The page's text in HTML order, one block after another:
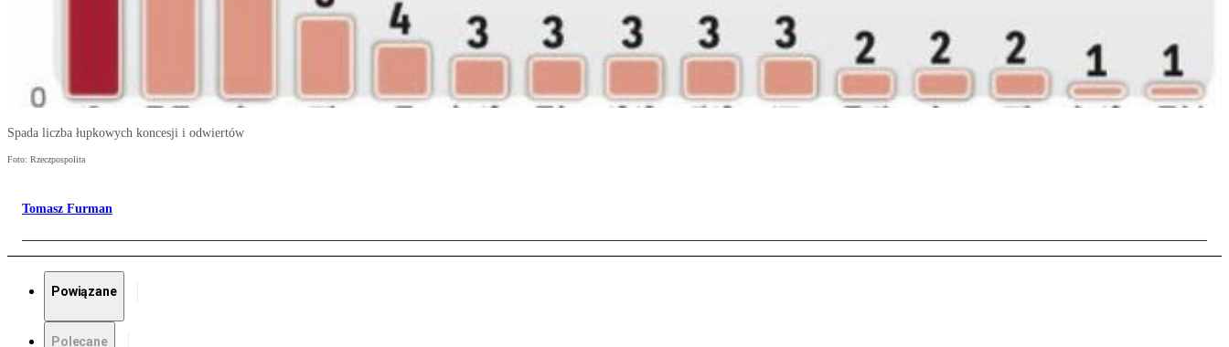
Spada liczba łupkowych koncesji i odwiertów
Foto: Rzeczpospolita
Tomasz Furman
Powiązane
Polecane